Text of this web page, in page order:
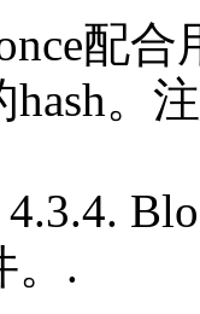
配
。
。.